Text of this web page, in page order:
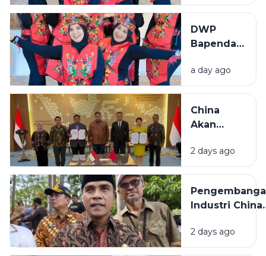
Semangat
Menyanyi
Lagu
HUT RI ke-
81
DWP
Bapenda
Tampil
Semangat
Menyanyi
Lagu
HUT RI ke-
81
a day ago
China
Akan
Pabrik
Industri
Karya di
Madura
2 days ago
Industri China
Dilaksanakan
Bangkalan,
2 days ago